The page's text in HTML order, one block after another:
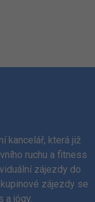
kancelář, která již
ruchu a fitness
zájezdy do
zájezdy se
a jógy.